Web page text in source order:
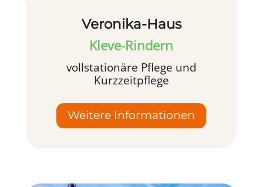
Veronika-Haus
Kleve-Rindern
vollstationäre Pflege und
Kurzzeitpflege
Weitere Informationen